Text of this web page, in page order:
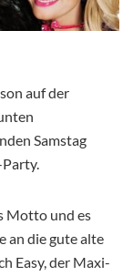
auf der
Samstag
Motto und es
an die gute alte
Easy, der Maxi-